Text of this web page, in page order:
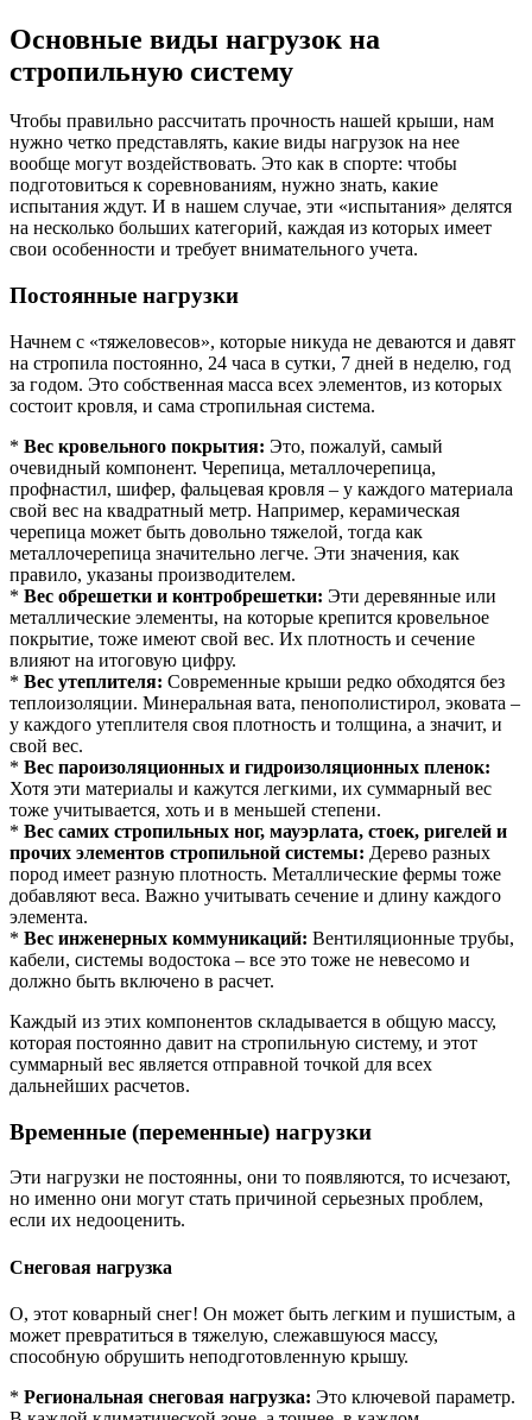
Основные виды нагрузок на
стропильную систему
Чтобы правильно рассчитать прочность нашей крыши, нам
нужно четко представлять, какие виды нагрузок на нее
вообще могут воздействовать. Это как в спорте: чтобы
подготовиться к соревнованиям, нужно знать, какие
испытания ждут. И в нашем случае, эти «испытания» делятся
на несколько больших категорий, каждая из которых имеет
свои особенности и требует внимательного учета.
Постоянные нагрузки
Начнем с «тяжеловесов», которые никуда не деваются и давят
на стропила постоянно, 24 часа в сутки, 7 дней в неделю, год
за годом. Это собственная масса всех элементов, из которых
состоит кровля, и сама стропильная система.
* Вес кровельного покрытия: Это, пожалуй, самый
очевидный компонент. Черепица, металлочерепица,
профнастил, шифер, фальцевая кровля – у каждого материала
свой вес на квадратный метр. Например, керамическая
черепица может быть довольно тяжелой, тогда как
металлочерепица значительно легче. Эти значения, как
правило, указаны производителем.
* Вес обрешетки и контробрешетки: Эти деревянные или
металлические элементы, на которые крепится кровельное
покрытие, тоже имеют свой вес. Их плотность и сечение
влияют на итоговую цифру.
* Вес утеплителя: Современные крыши редко обходятся без
теплоизоляции. Минеральная вата, пенополистирол, эковата –
у каждого утеплителя своя плотность и толщина, а значит, и
свой вес.
* Вес пароизоляционных и гидроизоляционных пленок:
Хотя эти материалы и кажутся легкими, их суммарный вес
тоже учитывается, хоть и в меньшей степени.
* Вес самих стропильных ног, мауэрлата, стоек, ригелей и
прочих элементов стропильной системы: Дерево разных
пород имеет разную плотность. Металлические фермы тоже
добавляют веса. Важно учитывать сечение и длину каждого
элемента.
* Вес инженерных коммуникаций: Вентиляционные трубы,
кабели, системы водостока – все это тоже не невесомо и
должно быть включено в расчет.
Каждый из этих компонентов складывается в общую массу,
которая постоянно давит на стропильную систему, и этот
суммарный вес является отправной точкой для всех
дальнейших расчетов.
Временные (переменные) нагрузки
Эти нагрузки не постоянны, они то появляются, то исчезают,
но именно они могут стать причиной серьезных проблем,
если их недооценить.
Снеговая нагрузка
О, этот коварный снег! Он может быть легким и пушистым, а
может превратиться в тяжелую, слежавшуюся массу,
способную обрушить неподготовленную крышу.
* Региональная снеговая нагрузка: Это ключевой параметр.